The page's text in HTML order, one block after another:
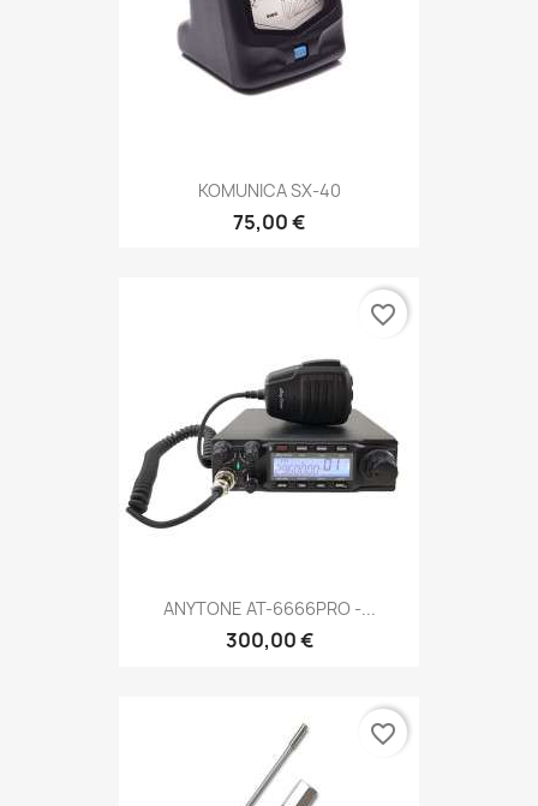
KOMUNICA SX-40
75,00 €
ANYTONE AT-6666PRO -...
300,00 €
favorite_border
favorite_border